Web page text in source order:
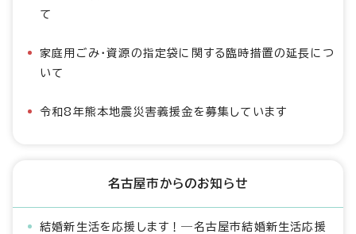
て
家庭用ごみ・資源の指定袋に関する臨時措置の延長につ
いて
令和8年熊本地震災害義援金を募集しています
名古屋市からのお知らせ
結婚新生活を応援します！―名古屋市結婚新生活応援